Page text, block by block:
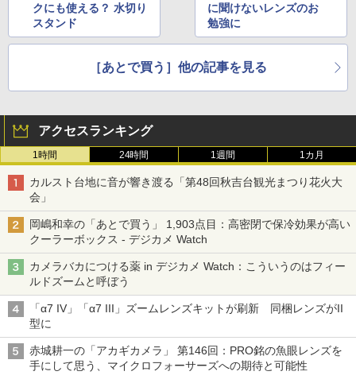
クにも使える？ 水切り
スタンド
に聞けないレンズのお
勉強に
［あとで買う］他の記事を見る
アクセスランキング
1時間 24時間 1週間 1カ月
カルスト台地に音が響き渡る「第48回秋吉台観光まつり花火大
会」
岡嶋和幸の「あとで買う」 1,903点目：高密閉で保冷効果が高い
クーラーボックス - デジカメ Watch
カメラバカにつける薬 in デジカメ Watch：こういうのはフィー
ルドズームと呼ぼう
「α7 IV」「α7 III」ズームレンズキットが刷新 同梱レンズがII
型に
赤城耕一の「アカギカメラ」 第146回：PRO銘の魚眼レンズを
手にして思う、マイクロフォーサーズへの期待と可能性